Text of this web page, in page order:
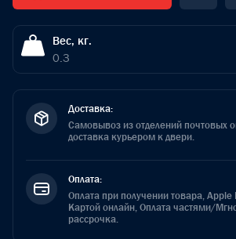
Вес, кг.
0.3
Доставка:
Самовывоз из отделений почтовых
доставка курьером к двери.
Оплата:
Оплата при получении товара, Apple
Картой онлайн, Оплата частями/
рассрочка.